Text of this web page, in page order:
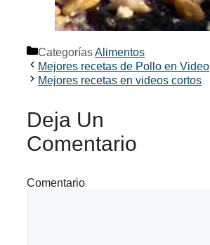
CategoríasAlimentos
Mejores recetas de Pollo en Video
Mejores recetas en videos cortos
Deja Un
Comentario
Comentario